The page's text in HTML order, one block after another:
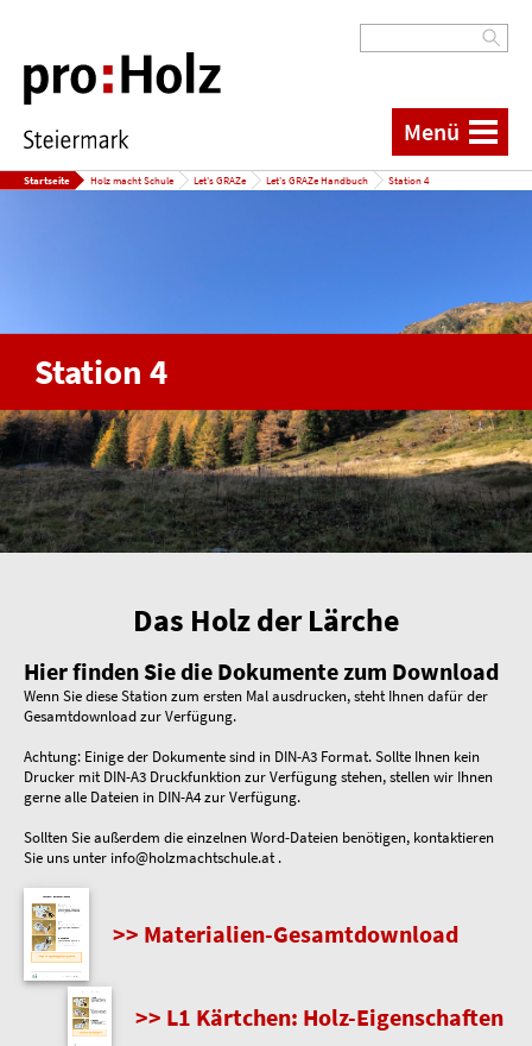
Menü
Startseite Holz macht Schule Let's GRAZe Let's GRAZe Handbuch Station 4
Station 4
Das Holz der Lärche
Hier finden Sie die Dokumente zum Download
Wenn Sie diese Station zum ersten Mal ausdrucken, steht Ihnen dafür der
Gesamtdownload zur Verfügung.
Achtung: Einige der Dokumente sind in DIN-A3 Format. Sollte Ihnen kein
Drucker mit DIN-A3 Druckfunktion zur Verfügung stehen, stellen wir Ihnen
gerne alle Dateien in DIN-A4 zur Verfügung.
Sollten Sie außerdem die einzelnen Word-Dateien benötigen, kontaktieren
Sie uns unter info@holzmachtschule.at .
>> Materialien-Gesamtdownload
>> L1 Kärtchen: Holz-Eigenschaften